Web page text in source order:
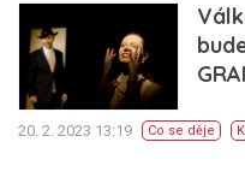
20. 2. 2023 13:19 Co se děje